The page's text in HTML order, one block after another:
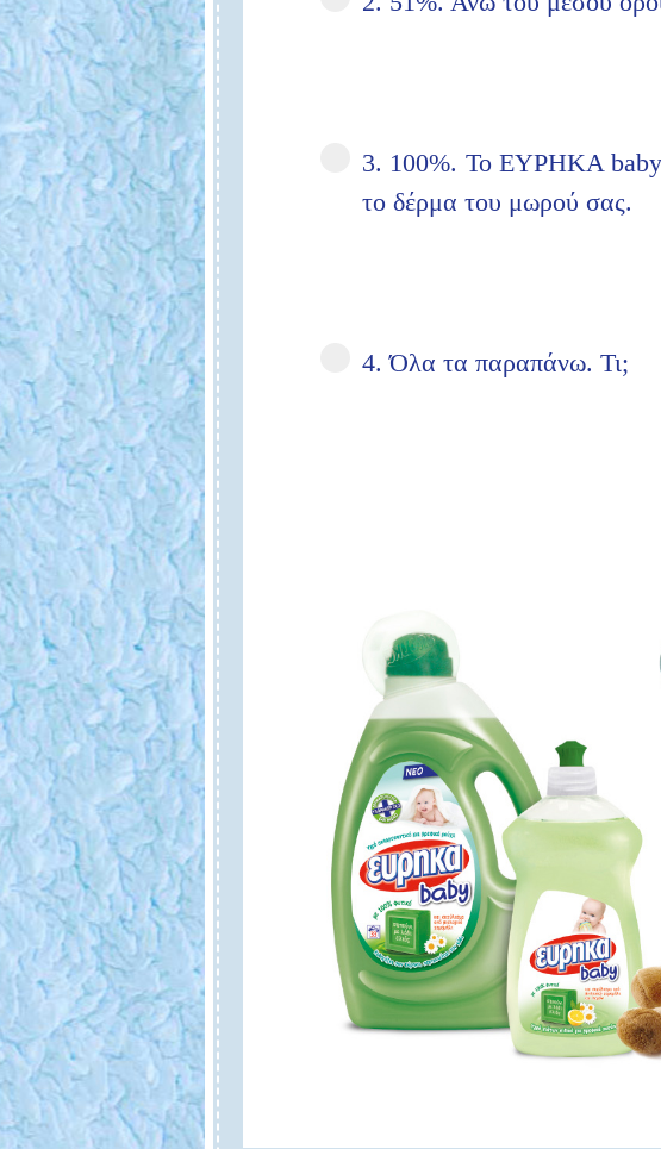
3. 100%. Το ΕΥΡΗΚΑ baby
το δέρμα του μωρού σας.
4. Όλα τα παραπάνω. Τι;